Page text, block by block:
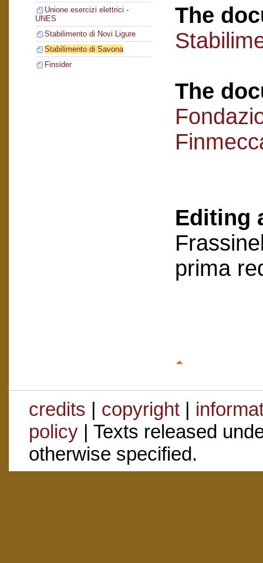
Unione esercizi elettrici -
UNES
Stabilimento di Novi Ligure
Stabilimento di Savona
Finsider
The
The
Editing
prima
credits | copyright|
policy| Texts released
otherwise specified.